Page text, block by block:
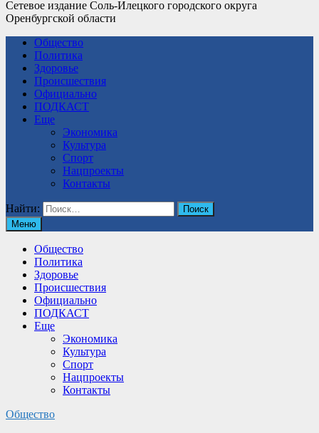
Сетевое издание Соль-Илецкого городского округа
Оренбургской области
Общество
Политика
Здоровье
Происшествия
Официально
ПОДКАСТ
Еще
Экономика
Культура
Спорт
Нацпроекты
Контакты
Найти:
Меню
Общество
Политика
Здоровье
Происшествия
Официально
ПОДКАСТ
Еще
Экономика
Культура
Спорт
Нацпроекты
Контакты
Общество